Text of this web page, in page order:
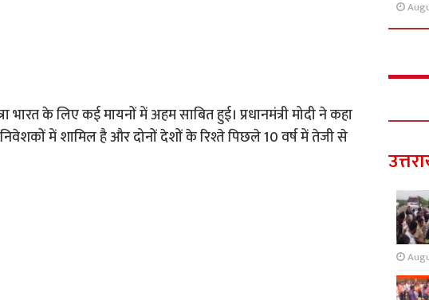
भारत के लिए कई मायनों में अहम साबित हुई। प्रधानमंत्री मोदी ने कहा
में शामिल है और दोनों देशों के रिश्ते पिछले 10 वर्ष में तेजी से